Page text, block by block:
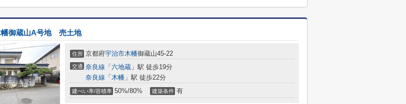
幡御蔵山A号地 売土地
住所 京都府宇治市木幡御蔵山45-22
交通 奈良線 「 六地蔵 」駅 徒歩19分
奈良線 「 木幡 」駅 徒歩22分
建ぺい率/容積率 50%/80% 建築条件 有